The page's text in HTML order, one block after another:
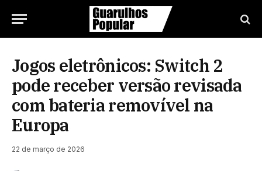
Jogos eletrônicos: Switch 2
pode receber versão revisada
com bateria removível na
Europa
22 de março de 2026